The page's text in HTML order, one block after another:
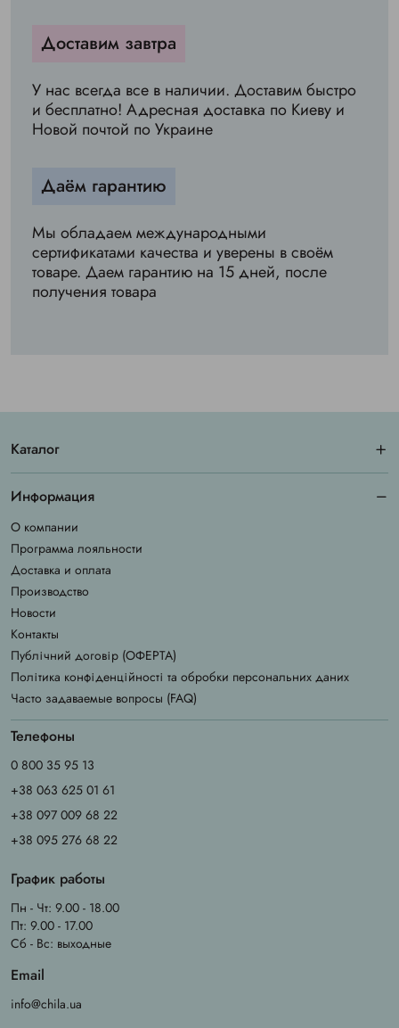
Доставим завтра
У нас всегда все в наличии. Доставим быстро
и бесплатно! Адресная доставка по Киеву и
Новой почтой по Украине
Даём гарантию
Мы обладаем международными
сертификатами качества и уверены в своём
товаре. Даем гарантию на 15 дней, после
получения товара
Каталог
Информация
О компании
Программа лояльности
Доставка и оплата
Производство
Новости
Контакты
Публічний договір (ОФЕРТА)
Політика конфіденційності та обробки персональних даних
Часто задаваемые вопросы (FAQ)
Телефоны
0 800 35 95 13
+38 063 625 01 61
+38 097 009 68 22
+38 095 276 68 22
График работы
Пн - Чт: 9.00 - 18.00
Пт: 9.00 - 17.00
Сб - Вс: выходные
Email
info@chila.ua